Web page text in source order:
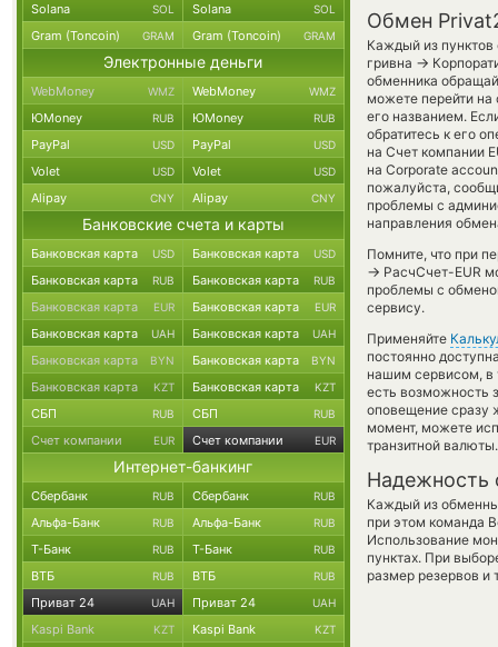
Обмен
Каждый из пунктов
гривна →
обменника
можете перейти
его названием.
обратитесь к его
на Счет компании
на Corporate
пожалуйста,
проблемы с
направления
Помните, что при
→ РасчСчет-EUR
проблемы с
сервису.
Применяйте
постоянно
нашим сервисом, в
есть возможность
оповещение сразу
момент, можете
транзитной валюты.
Надежность
Каждый из
при этом команда
Использование
пунктах. При
размер резервов и
Solana SOL Solana SOL
Gram (Toncoin) GRAM Gram (Toncoin) GRAM
Электронные деньги
WebMoney WMZ WebMoney WMZ
ЮMoney RUB ЮMoney RUB
PayPal USD PayPal USD
Volet USD Volet USD
Alipay CNY Alipay CNY
Банковские счета и карты
Банковская карта USD Банковская карта USD
Банковская карта RUB Банковская карта RUB
Банковская карта EUR Банковская карта EUR
Банковская карта UAH Банковская карта UAH
Банковская карта BYN Банковская карта BYN
Банковская карта KZT Банковская карта KZT
СБП RUB СБП RUB
Счет компании EUR Счет компании EUR
Интернет-банкинг
Сбербанк RUB Сбербанк RUB
Альфа-Банк RUB Альфа-Банк RUB
Т-Банк RUB Т-Банк RUB
ВТБ RUB ВТБ RUB
Приват 24 UAH Приват 24 UAH
Kaspi Bank KZT Kaspi Bank KZT